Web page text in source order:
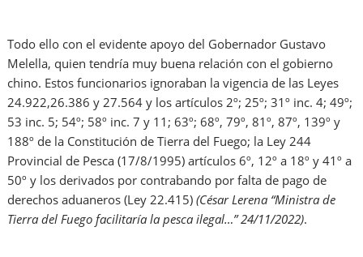
Todo ello con el evidente apoyo del Gobernador Gustavo
Melella, quien tendría muy buena relación con el gobierno
chino. Estos funcionarios ignoraban la vigencia de las Leyes
24.922,26.386 y 27.564 y los artículos 2º; 25º; 31º inc. 4; 49º;
53 inc. 5; 54º; 58º inc. 7 y 11; 63º; 68º, 79º, 81º, 87º, 139º y
188º de la Constitución de Tierra del Fuego; la Ley 244
Provincial de Pesca (17/8/1995) artículos 6º, 12º a 18º y 41º a
50º y los derivados por contrabando por falta de pago de
derechos aduaneros (Ley 22.415)(César Lerena “Ministra de
Tierra del Fuego facilitaría la pesca ilegal…” 24/11/2022).